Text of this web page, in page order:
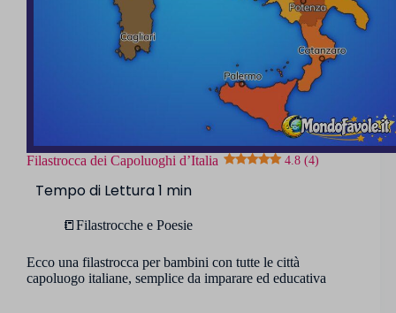
Filastrocca dei Capoluoghi d’Italia 4.8 (4)
📒Filastrocche e Poesie
Ecco una filastrocca per bambini con tutte le città
capoluogo italiane, semplice da imparare ed educativa